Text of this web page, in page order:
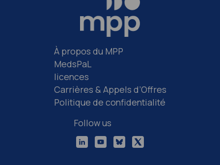
À propos du MPP
MedsPaL
licences
Carrières & Appels d’Offres
Politique de confidentialité
Follow us